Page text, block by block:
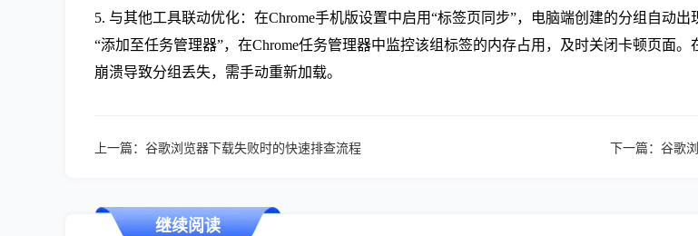
5. 与其他工具联动优化：在Chrome手机版设置中启用“标签页同步”，电脑端创建的分组自动
“添加至任务管理器”，在Chrome任务管理器中监控该组标签的内存占用，及时关闭卡顿页
崩溃导致分组丢失，需手动重新加载。
上一篇： 谷歌浏览器下载失败时的快速排查流程 下一篇： 谷歌
继续阅读